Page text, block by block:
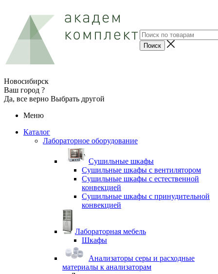
Новосибирск
Ваш город ?
Да, все верно Выбрать другой
Меню
Каталог
Лабораторное оборудование
Cушильные шкафы
Сушильные шкафы с вентилятором
Сушильные шкафы с естественной
конвекцией
Сушильные шкафы с принудительной
конвекцией
Лабораторная мебель
Шкафы
Анализаторы серы и расходные
материалы к анализаторам